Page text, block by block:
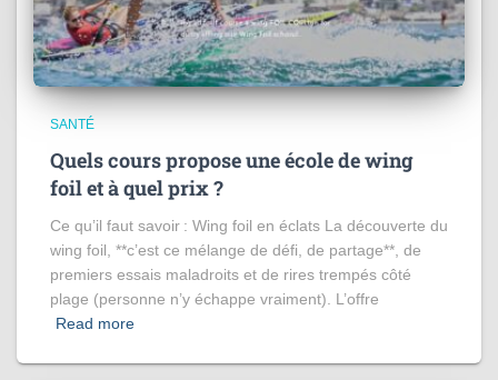
SANTÉ
Quels cours propose une école de wing
foil et à quel prix ?
Ce qu’il faut savoir : Wing foil en éclats La découverte du
wing foil, **c’est ce mélange de défi, de partage**, de
premiers essais maladroits et de rires trempés côté
plage (personne n’y échappe vraiment). L’offre
Read more